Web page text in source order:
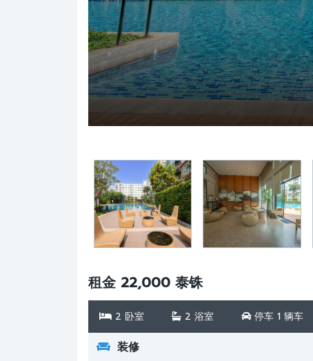
租金 22,000 泰铢
2 卧室 2 浴室 停车 1 辆车
装修